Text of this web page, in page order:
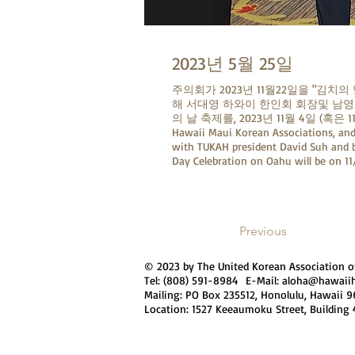
2023년 5월 25일
주의회가 2023년 11월22일을 "김치
해 서대영 하와이 한인회 회장및 남
의 날 축제를, 2023년 11월 4일 (혹
Hawaii Maui Korean Associations,
with TUKAH president David Suh
Day Celebration on Oahu will be on
Previous
© 2023 by The United Korean
Tel: (808) 591-8984 E-Mail:
Mailing: PO Box 235512,
Location: 1527 Keeaumoku Street,